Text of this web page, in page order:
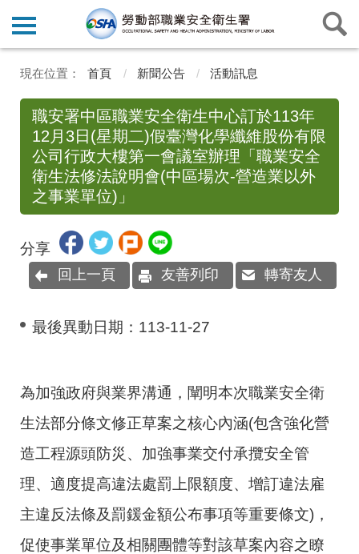
首頁 新聞公告 活動訊息
職安署中區職業安全衛生中心訂於113年
12月3日(星期二)假臺灣化學纖維股份有限
公司行政大樓第一會議室辦理「職業安全
衛生法修法說明會(中區場次-營造業以外
之事業單位)」
分享
回上一頁 友善列印 轉寄友人
最後異動日期： 113-11-27
為加強政府與業界溝通，闡明本次職業安全衛
生法部分條文修正草案之核心內涵(包含強化營
造工程源頭防災、加強事業交付承攬安全管
理、適度提高違法處罰上限額度、增訂違法雇
主違反法條及罰鍰金額公布事項等重要條文)，
促使事業單位及相關團體等對該草案內容之瞭